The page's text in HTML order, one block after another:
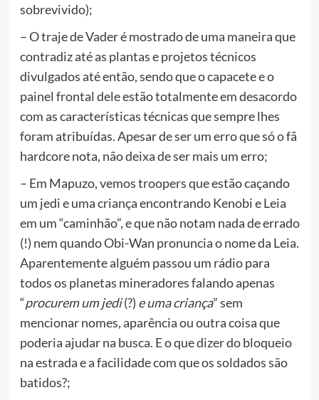
sobrevivido);
– O traje de Vader é mostrado de uma maneira que
contradiz até as plantas e projetos técnicos
divulgados até então, sendo que o capacete e o
painel frontal dele estão totalmente em desacordo
com as características técnicas que sempre lhes
foram atribuídas. Apesar de ser um erro que só o fã
hardcore nota, não deixa de ser mais um erro;
– Em Mapuzo, vemos troopers que estão caçando
um jedi e uma criança encontrando Kenobi e Leia
em um “caminhão”, e que não notam nada de errado
(!) nem quando Obi-Wan pronuncia o nome da Leia.
Aparentemente alguém passou um rádio para
todos os planetas mineradores falando apenas
“procurem um jedi(?) e uma criança” sem
mencionar nomes, aparência ou outra coisa que
poderia ajudar na busca. E o que dizer do bloqueio
na estrada e a facilidade com que os soldados são
batidos?;